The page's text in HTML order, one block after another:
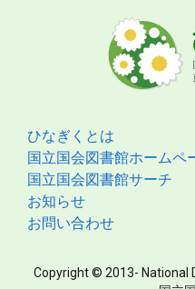
ひなぎくとは
国立国会図書館ホームペ
国立国会図書館サーチ
お知らせ
お問い合わせ
Copyright © 2013- National